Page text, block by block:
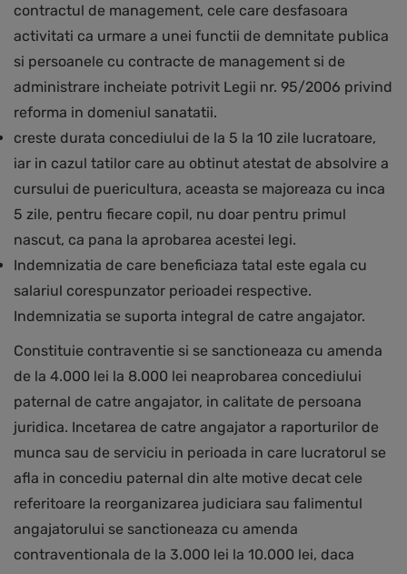
contractul de management, cele care desfasoara
activitati ca urmare a unei functii de demnitate publica
si persoanele cu contracte de management si de
administrare incheiate potrivit Legii nr. 95/2006 privind
reforma in domeniul sanatatii.
creste durata concediului de la 5 la 10 zile lucratoare,
iar in cazul tatilor care au obtinut atestat de absolvire a
cursului de puericultura, aceasta se majoreaza cu inca
5 zile, pentru fiecare copil, nu doar pentru primul
nascut, ca pana la aprobarea acestei legi.
Indemnizatia de care beneficiaza tatal este egala cu
salariul corespunzator perioadei respective.
Indemnizatia se suporta integral de catre angajator.
Constituie contraventie si se sanctioneaza cu amenda
de la 4.000 lei la 8.000 lei neaprobarea concediului
paternal de catre angajator, in calitate de persoana
juridica. Incetarea de catre angajator a raporturilor de
munca sau de serviciu in perioada in care lucratorul se
afla in concediu paternal din alte motive decat cele
referitoare la reorganizarea judiciara sau falimentul
angajatorului se sanctioneaza cu amenda
contraventionala de la 3.000 lei la 10.000 lei, daca